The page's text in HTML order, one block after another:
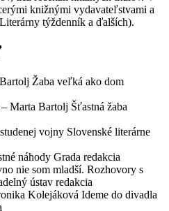
knižnými vydavateľstvami a
týždenník a ďalších).
Žaba veľká ako dom
Marta Bartolj Šťastná žaba
vojny Slovenské literárne
náhody Grada redakcia
nie som mladší. Rozhovory s
ústav redakcia
Kolejáková Ideme do divadla